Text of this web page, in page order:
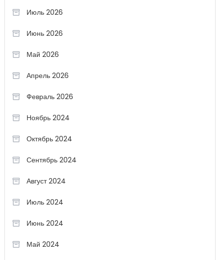
Июль 2026
Июнь 2026
Май 2026
Апрель 2026
Февраль 2026
Ноябрь 2024
Октябрь 2024
Сентябрь 2024
Август 2024
Июль 2024
Июнь 2024
Май 2024